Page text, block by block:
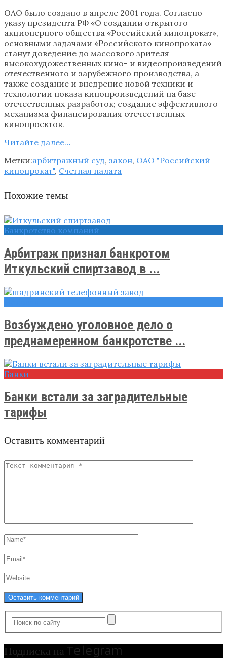
ОАО было создано в апреле 2001 года. Согласно
указу президента РФ «О создании открытого
акционерного общества «Российский кинопрокат»,
основными задачами «Российского кинопроката»
станут доведение до массового зрителя
высокохудожественных кино- и видеопроизведений
отечественного и зарубежного производства, а
также создание и внедрение новой техники и
технологии показа кинопроизведений на базе
отечественных разработок; создание эффективного
механизма финансирования отечественных
кинопроектов.
Читайте далее…
Метки:арбитражный суд, закон, ОАО "Российский
кинопрокат", Счетная палата
Похожие темы
Банкротство компаний
Арбитраж признал банкротом
Иткульский спиртзавод в ...
Возбуждено уголовное дело о
преднамеренном банкротстве ...
Банки
Банки встали за заградительные
тарифы
Оставить комментарий
Подписка на Telegram